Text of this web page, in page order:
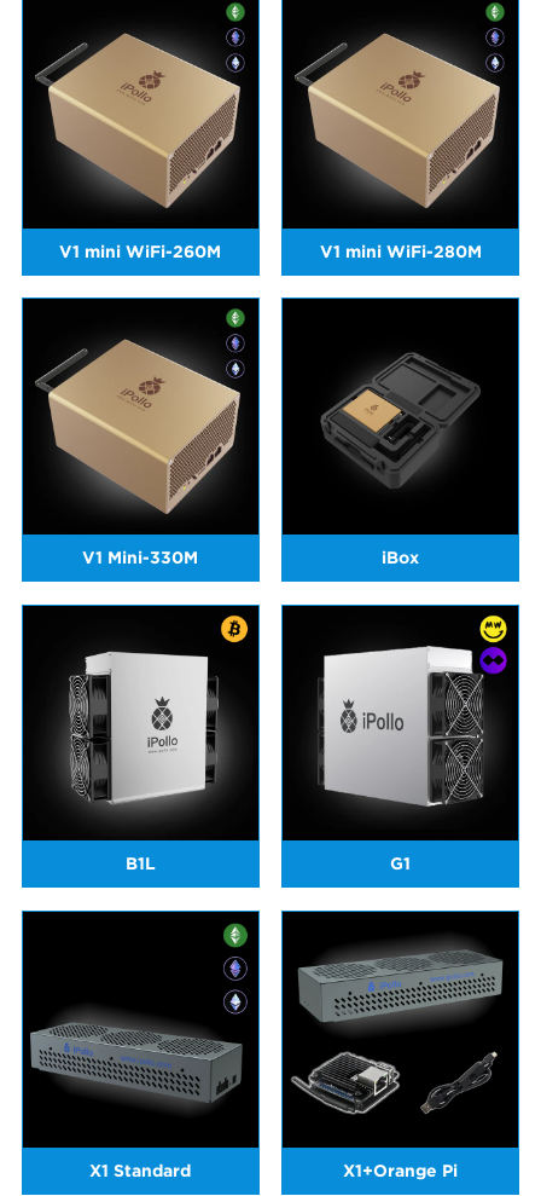
V1 mini WiFi-260M V1 mini WiFi-280M
V1 Mini-330M iBox
B1L G1
X1 Standard X1+Orange Pi